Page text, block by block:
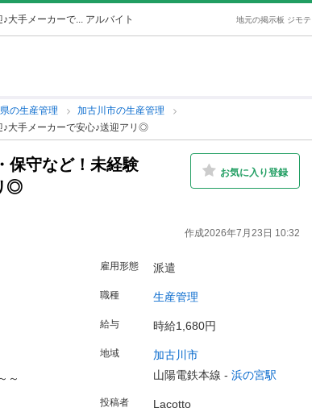
手メーカーで... アルバイト 地元の掲示板 ジモテ
の生産管理
加古川市の生産管理
大手メーカーで安心♪送迎アリ◎
守など！未経験
◎
お気に入り登録
作成2026年7月23日 10:32
～
雇用形態 派遣
職種 生産管理
給与 時給1,680円
地域
加古川市
山陽電鉄本線 - 浜の宮駅
投稿者 Lacotto